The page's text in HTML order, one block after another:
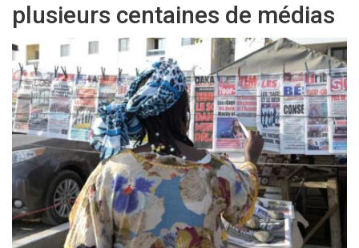
plusieurs centaines de médias